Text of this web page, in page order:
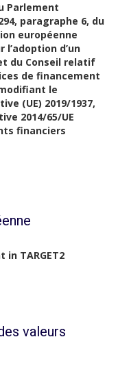
Parlement
paragraphe 6, du
européenne
d’un
du Conseil relatif
de financement
le
(UE) 2019/1937,
2014/65/UE
financiers
TARGET2
valeurs